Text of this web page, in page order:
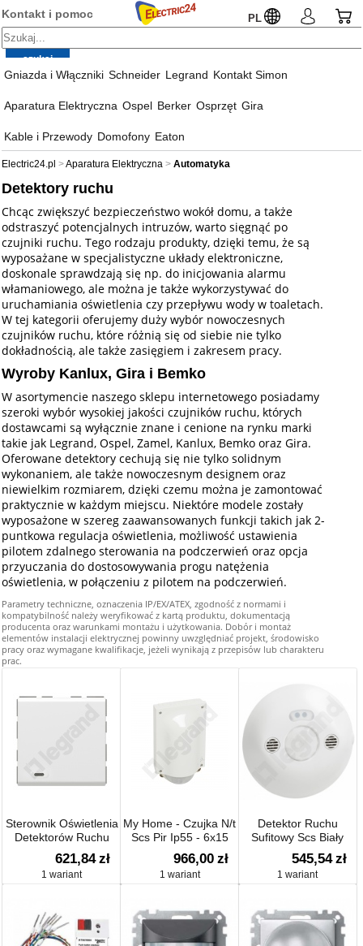
Kontakt i pomoc PL
Gniazda i Włączniki Schneider Legrand Kontakt Simon
Aparatura Elektryczna Ospel Berker Osprzęt Gira
Kable i Przewody Domofony Eaton
Electric24.pl Aparatura Elektryczna Automatyka
Detektory ruchu
Chcąc zwiększyć bezpieczeństwo wokół domu, a także
odstraszyć potencjalnych intruzów, warto sięgnąć po
czujniki ruchu. Tego rodzaju produkty, dzięki temu, że są
wyposażane w specjalistyczne układy elektroniczne,
doskonale sprawdzają się np. do inicjowania alarmu
włamaniowego, ale można je także wykorzystywać do
uruchamiania oświetlenia czy przepływu wody w toaletach.
W tej kategorii oferujemy duży wybór nowoczesnych
czujników ruchu, które różnią się od siebie nie tylko
dokładnością, ale także zasięgiem i zakresem pracy.
Wyroby Kanlux, Gira i Bemko
W asortymencie naszego sklepu internetowego posiadamy
szeroki wybór wysokiej jakości czujników ruchu, których
dostawcami są wyłącznie znane i cenione na rynku marki
takie jak Legrand, Ospel, Zamel, Kanlux, Bemko oraz Gira.
Oferowane detektory cechują się nie tylko solidnym
wykonaniem, ale także nowoczesnym designem oraz
niewielkim rozmiarem, dzięki czemu można je zamontować
praktycznie w każdym miejscu. Niektóre modele zostały
wyposażone w szereg zaawansowanych funkcji takich jak 2-
puntkowa regulacja oświetlenia, możliwość ustawienia
pilotem zdalnego sterowania na podczerwień oraz opcja
przyuczania do dostosowywania progu natężenia
oświetlenia, w połączeniu z pilotem na podczerwień.
Parametry techniczne, oznaczenia IP/EX/ATEX, zgodność z normami i
kompatybilność należy weryfikować z kartą produktu, dokumentacją
producenta oraz warunkami montażu i użytkowania. Dobór i montaż
elementów instalacji elektrycznej powinny uwzględniać projekt, środowisko
pracy oraz wymagane kwalifikacje, jeżeli wynikają z przepisów lub charakteru
prac.
Sterownik Oświetlenia
Detektorów Ruchu
621,84 zł
1 wariant
My Home - Czujka N/t
Scs Pir Ip55 - 6x15
Metrów
966,00 zł
1 wariant
Detektor Ruchu
Sufitowy Scs Biały
545,54 zł
1 wariant